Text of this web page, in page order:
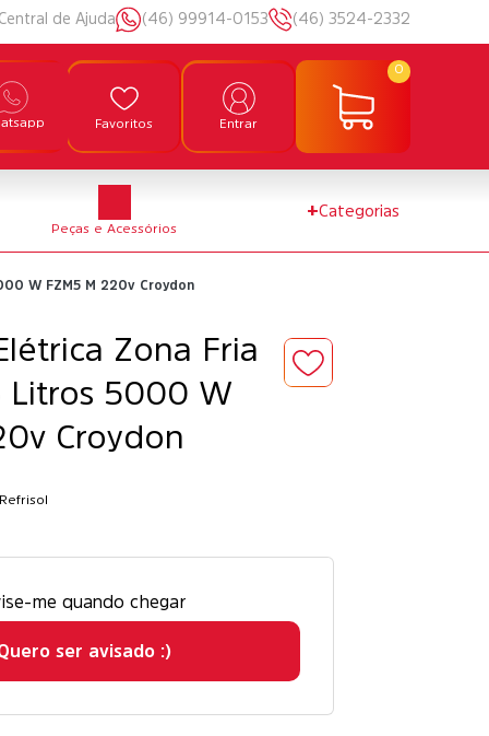
Central de Ajuda (46) 99914-0153 (46) 3524-2332
Favoritos Entrar
0
Peças e Acessórios
+Categorias
W FZM5 M 220v Croydon
Zona Fria
Litros 5000 W
Croydon
me quando chegar
ser avisado :)